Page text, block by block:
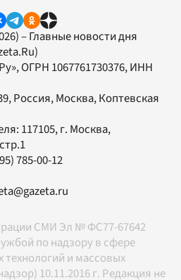
– Главные новости дня
, ОГРН 1067761730376, ИНН
Россия, Москва, Коптевская
117105, г. Москва,
785-00-12
СМИ Эл № ФС77-67642
по надзору в сфере
и массовых
10.11.2016 г. Редакция не